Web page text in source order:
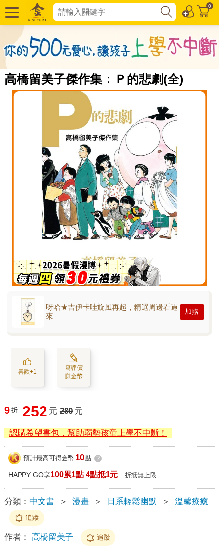
0
高橋留美子傑作集：Ｐ的悲劇(全)
呀哈★吉伊卡哇旋風再起，精選周邊看過
來
加購
喜歡+1
寫評價
賺金幣
9 折 252 元 280 元
認購希望書包，幫助弱勢孩童上學不中斷！
預計最高可得金幣 10點 ?
HAPPY GO享100累1點 4點抵1元 折抵無上限
分類： 中文書 ＞ 漫畫 ＞ 日系輕鬆幽默 ＞ 溫馨療癒
追蹤
作者： 高橋留美子 追蹤